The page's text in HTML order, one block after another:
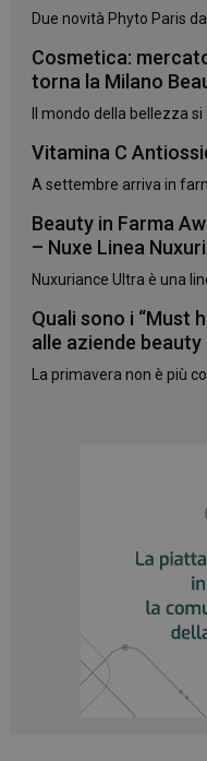
Due novità Phyto Paris
Cosmetica:
torna la Milano
Il mondo della bellezza si
Vitamina C
A settembre arriva in
Beauty in Farma
– Nuxe Linea
Nuxuriance Ultra è una
Quali sono i “Must
alle aziende beauty
La primavera non è più